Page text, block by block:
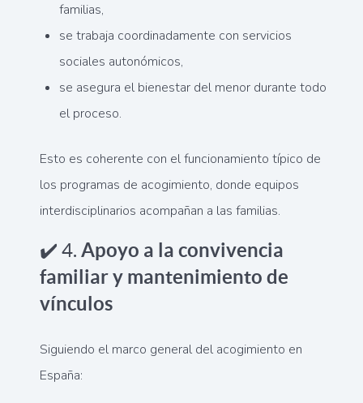
familias,
se trabaja coordinadamente con servicios
sociales autonómicos,
se asegura el bienestar del menor durante todo
el proceso.
Esto es coherente con el funcionamiento típico de
los programas de acogimiento, donde equipos
interdisciplinarios acompañan a las familias.
✔️ 4. Apoyo a la convivencia
familiar y mantenimiento de
vínculos
Siguiendo el marco general del acogimiento en
España: